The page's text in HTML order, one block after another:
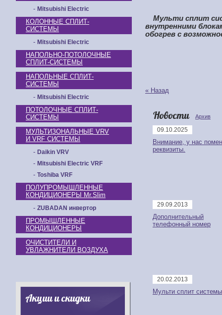
- Mitsubishi Electric
КОЛОННЫЕ СПЛИТ-
СИСТЕМЫ
- Mitsubishi Electric
НАПОЛЬНО-ПОТОЛОЧНЫЕ
СПЛИТ-СИСТЕМЫ
НАПОЛЬНЫЕ СПЛИТ-
СИСТЕМЫ
- Mitsubishi Electric
ПОТОЛОЧНЫЕ СПЛИТ-
СИСТЕМЫ
МУЛЬТИЗОНАЛЬНЫЕ VRV
И VRF СИСТЕМЫ
- Daikin VRV
- Mitsubishi Electric VRF
- Toshiba VRF
ПОЛУПРОМЫШЛЕННЫЕ
КОНДИЦИОНЕРЫ Mr.Slim
- ZUBADAN инвертор
ПРОМЫШЛЕННЫЕ
КОНДИЦИОНЕРЫ
ОЧИСТИТЕЛИ И
УВЛАЖНИТЕЛИ ВОЗДУХА
Акции и скидки
Мульти сплит
внутренними
обогрев с
« Назад
Новости Архив
09.10.2025
Внимание, у нас
реквизиты.
29.09.2013
Дополнительный
телефонный номер
20.02.2013
Мульти сплит системы